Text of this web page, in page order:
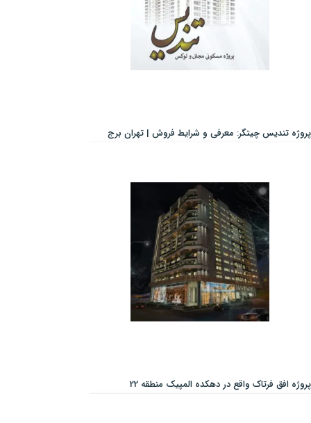
پروژه تندیس چیتگر: معرفی و شرایط فروش | تهران برج
پروژه افق فرتاک واقع در دهکده المپیک منطقه 22